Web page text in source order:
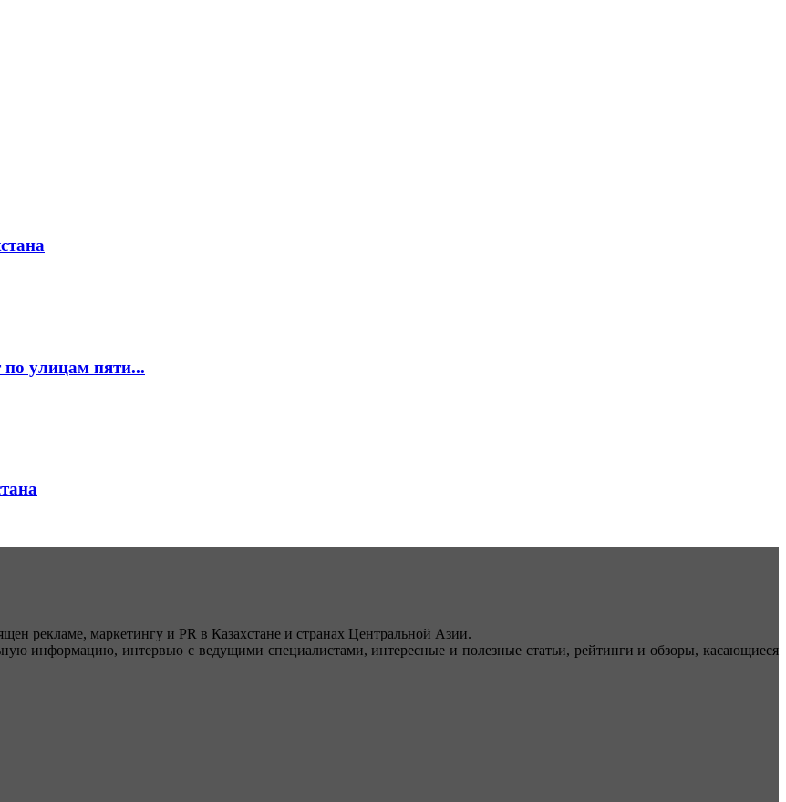
по улицам пяти...
рекламе, маркетингу и PR в Казахстане и странах Центральной Азии.
информацию, интервью с ведущими специалистами, интересные и полезные статьи, рейтинги и обзоры, касающиеся